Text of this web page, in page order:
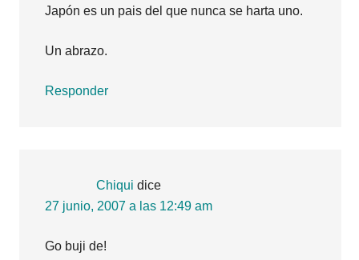
Japón es un pais del que nunca se harta uno.
Un abrazo.
Responder
Chiqui dice
27 junio, 2007 a las 12:49 am
Go buji de!